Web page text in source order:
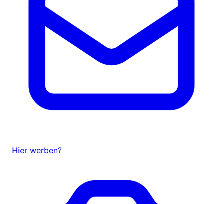
Hier werben?